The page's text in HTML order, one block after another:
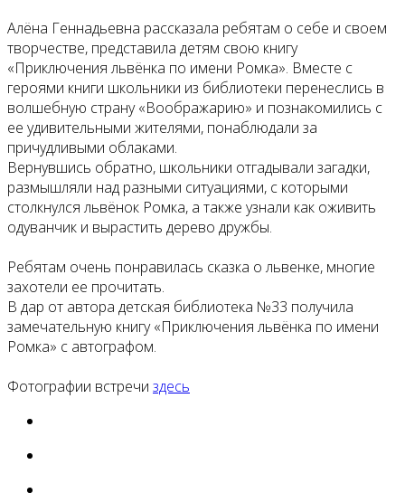
Алёна Геннадьевна рассказала ребятам о себе и своем
творчестве, представила детям свою книгу
«Приключения львёнка по имени Ромка». Вместе с
героями книги школьники из библиотеки перенеслись в
волшебную страну «Воображарию» и познакомились с
ее удивительными жителями, понаблюдали за
причудливыми облаками.
Вернувшись обратно, школьники отгадывали загадки,
размышляли над разными ситуациями, с которыми
столкнулся львёнок Ромка, а также узнали как оживить
одуванчик и вырастить дерево дружбы.
Ребятам очень понравилась сказка о львенке, многие
захотели ее прочитать.
В дар от автора детская библиотека №33 получила
замечательную книгу «Приключения львёнка по имени
Ромка» с автографом.
Фотографии встречи здесь